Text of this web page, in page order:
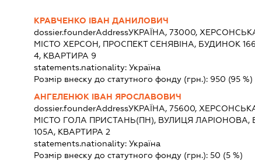
КРАВЧЕНКО ІВАН ДАНИЛОВИЧ
dossier.founderAddressУКРАЇНА, 73000,
МІСТО ХЕРСОН, ПРОСПЕКТ СЕНЯВІНА, БУДИНОК
4, КВАРТИРА 9
statements.nationality: Україна
Розмір внеску до статутного фонду (грн.): 950 (95 %)
АНГЕЛЕНЮК ІВАН ЯРОСЛАВОВИЧ
dossier.founderAddressУКРАЇНА, 75600,
МІСТО ГОЛА ПРИСТАНЬ(ПН), ВУЛИЦЯ ЛАРІОНОВА,
105А, КВАРТИРА 2
statements.nationality: Україна
Розмір внеску до статутного фонду (грн.): 50 (5 %)